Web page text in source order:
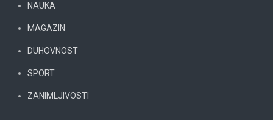
NAUKA
MAGAZIN
DUHOVNOST
SPORT
ZANIMLJIVOSTI